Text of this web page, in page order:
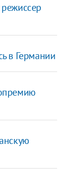
в Германии